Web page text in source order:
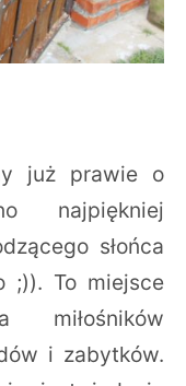
już prawie o
najpiękniej
słońca
;)). To miejsce
miłośników
i zabytków.